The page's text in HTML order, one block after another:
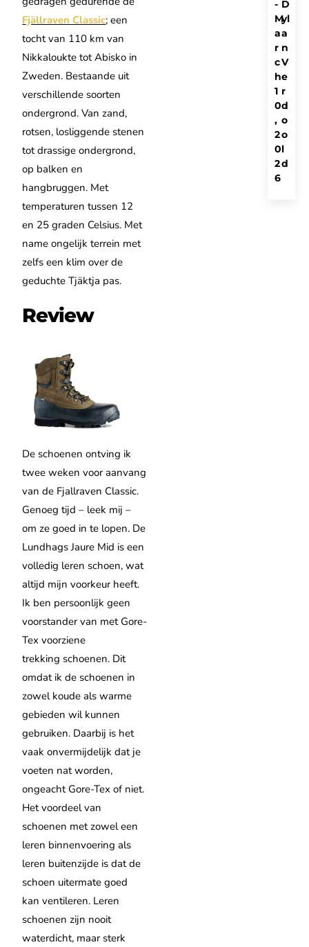
Fjällraven Classic; een
tocht van 110 km van
Nikkaloukte tot Abisko in
Zweden. Bestaande uit
verschillende soorten
ondergrond. Van zand,
rotsen, losliggende stenen
tot drassige ondergrond,
op balken en
hangbruggen. Met
temperaturen tussen 12
en 25 graden Celsius. Met
name ongelijk terrein met
zelfs een klim over de
geduchte Tjäktja pas.
Review
De schoenen ontving ik
twee weken voor aanvang
van de Fjallraven Classic.
Genoeg tijd – leek mij –
om ze goed in te lopen. De
Lundhags Jaure Mid is een
volledig leren schoen, wat
altijd mijn voorkeur heeft.
Ik ben persoonlijk geen
voorstander van met Gore-
Tex voorziene
trekking schoenen. Dit
omdat ik de schoenen in
zowel koude als warme
gebieden wil kunnen
gebruiken. Daarbij is het
vaak onvermijdelijk dat je
voeten nat worden,
ongeacht Gore-Tex of niet.
Het voordeel van
schoenen met zowel een
leren binnenvoering als
leren buitenzijde is dat de
schoen uitermate goed
kan ventileren. Leren
schoenen zijn nooit
waterdicht, maar sterk
D
yl
a
n
V
e
r
d
o
o
l
d
-
M
a
r
c
h
1
0
,
2
0
2
6